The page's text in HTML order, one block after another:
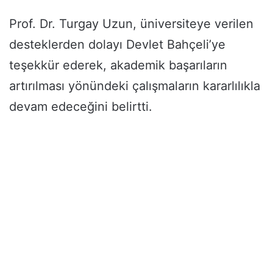
Prof. Dr. Turgay Uzun, üniversiteye verilen
desteklerden dolayı Devlet Bahçeli’ye
teşekkür ederek, akademik başarıların
artırılması yönündeki çalışmaların kararlılıkla
devam edeceğini belirtti.